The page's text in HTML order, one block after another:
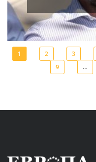
1 2 3
9
…